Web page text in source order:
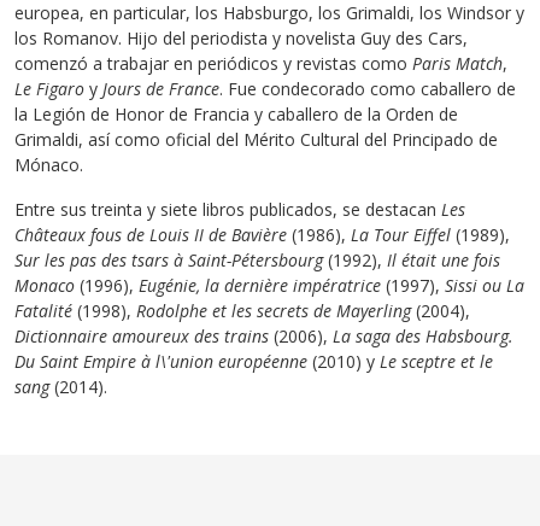
europea, en particular, los Habsburgo, los Grimaldi, los Windsor y
los Romanov. Hijo del periodista y novelista Guy des Cars,
comenzó a trabajar en periódicos y revistas como Paris Match,
Le Figaro y Jours de France. Fue condecorado como caballero de
la Legión de Honor de Francia y caballero de la Orden de
Grimaldi, así como oficial del Mérito Cultural del Principado de
Mónaco.
Entre sus treinta y siete libros publicados, se destacan Les
Châteaux fous de Louis II de Bavière (1986), La Tour Eiffel (1989),
Sur les pas des tsars à Saint-Pétersbourg(1992), Il était une fois
Monaco (1996), Eugénie, la dernière impératrice (1997), Sissi ou La
Fatalité (1998), Rodolphe et les secrets de Mayerling(2004),
Dictionnaire amoureux des trains (2006), La saga des Habsbourg.
Du Saint Empire à l\'union européenne (2010) y Le sceptre et le
sang(2014).